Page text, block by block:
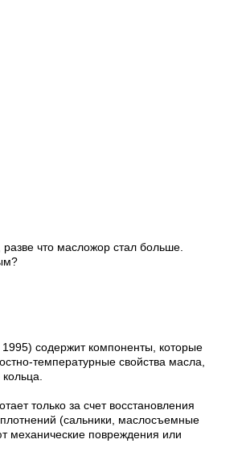
что масложор стал больше.
содержит компоненты, которые
температурные свойства масла,
только за счет восстановления
(сальники, маслосъемные
механические повреждения или